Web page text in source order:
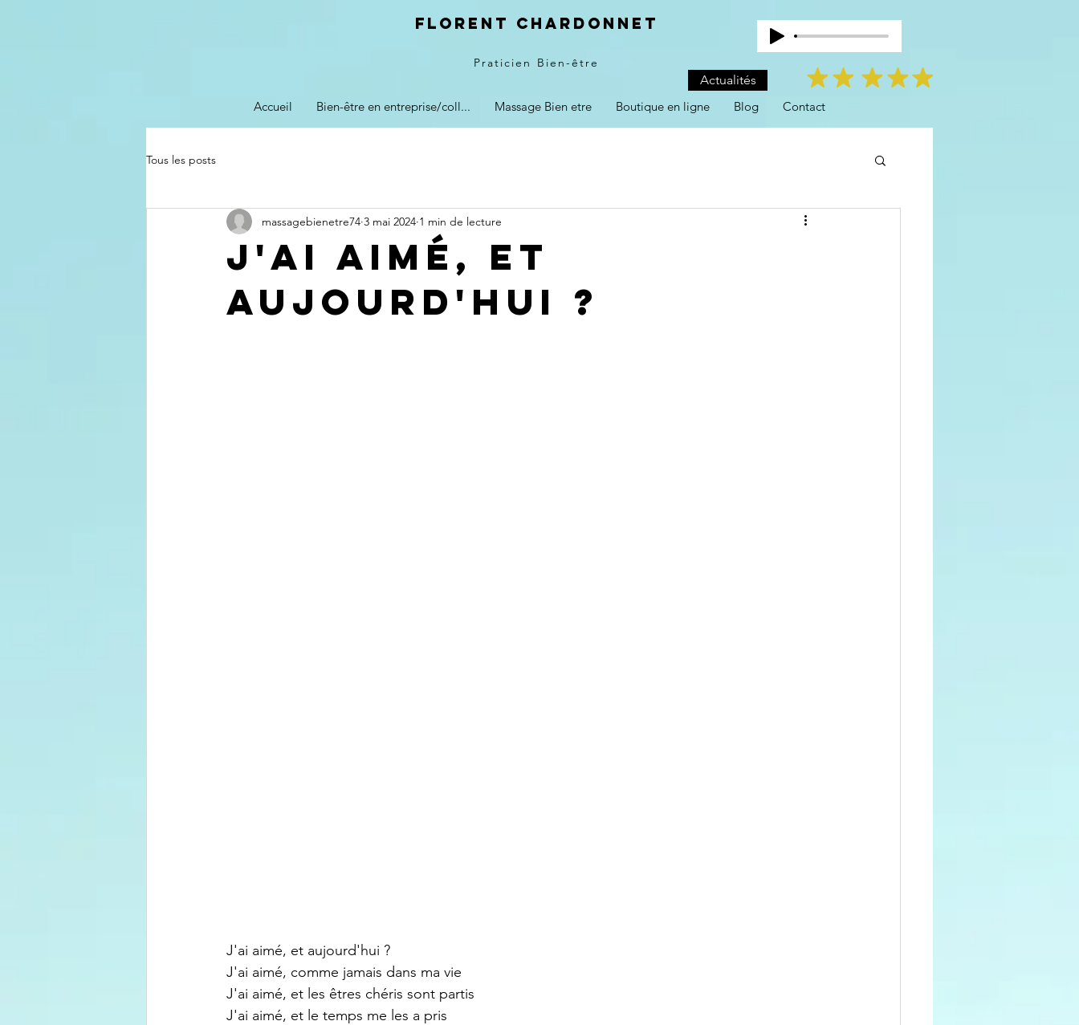
Florent Chardonnet
Praticien Bien-être
Actualités
Accueil
Bien-être en entreprise/coll... Massage Bien etre Boutique en ligne Blog Contact
Tous les posts
J'ai aimé, et
aujourd'hui ?
massagebienetre74 3 mai 2024 1 min de lecture
J'ai aimé, et aujourd'hui ?
J'ai aimé, comme jamais dans ma vie
J'ai aimé, et les êtres chéris sont partis
J'ai aimé, et le temps me les a pris